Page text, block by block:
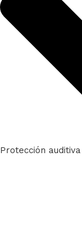
Protección auditiva